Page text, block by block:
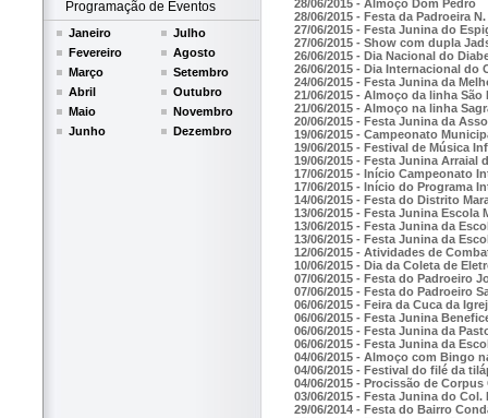
Programação de Eventos
Janeiro
Fevereiro
Março
Abril
Maio
Junho
Julho
Agosto
Setembro
Outubro
Novembro
Dezembro
28/06/2015 - Almoço Dom Pedro
28/06/2015 - Festa da Padroeira
27/06/2015 - Festa Junina do
27/06/2015 - Show com dupla
26/06/2015 - Dia Nacional do
26/06/2015 - Dia Internacional do
24/06/2015 - Festa Junina da
21/06/2015 - Almoço da linha
21/06/2015 - Almoço na linha
20/06/2015 - Festa Junina da
19/06/2015 - Campeonato
19/06/2015 - Festival de Música
19/06/2015 - Festa Junina Arraial
17/06/2015 - Início Campeonato
17/06/2015 - Início do Programa
14/06/2015 - Festa do Distrito
13/06/2015 - Festa Junina
13/06/2015 - Festa Junina da
13/06/2015 - Festa Junina da
12/06/2015 - Atividades de
10/06/2015 - Dia da Coleta de
07/06/2015 - Festa do Padroeiro
07/06/2015 - Festa do Padroeiro
06/06/2015 - Feira da Cuca da
06/06/2015 - Festa Junina
06/06/2015 - Festa Junina da
06/06/2015 - Festa Junina da
04/06/2015 - Almoço com Bingo
04/06/2015 - Festival do filé da
04/06/2015 - Procissão de
03/06/2015 - Festa Junina do
29/06/2014 - Festa do Bairro